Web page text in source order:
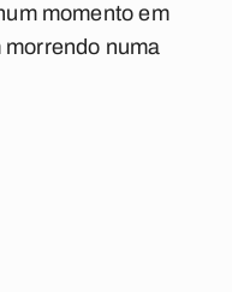
momento em
numa